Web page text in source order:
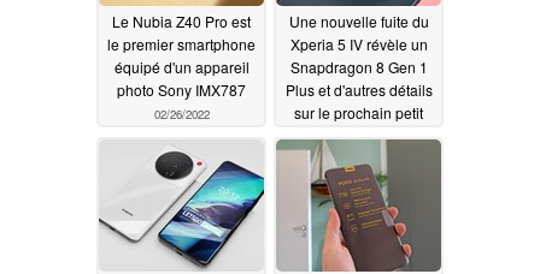
Le Nubia Z40 Pro est
le premier smartphone
équipé d'un appareil
photo Sony IMX787
02/26/2022
Une nouvelle fuite du
Xperia 5 IV révèle un
Snapdragon 8 Gen 1
Plus et d'autres détails
sur le prochain petit
téléphone haut de
gamme de Sony
02/21/2022